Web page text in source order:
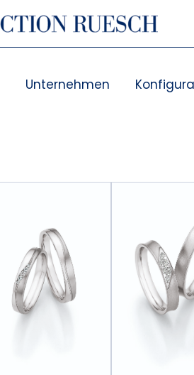
Unternehmen